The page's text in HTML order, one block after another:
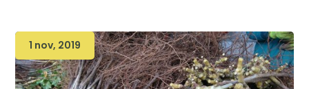
1 nov, 2019